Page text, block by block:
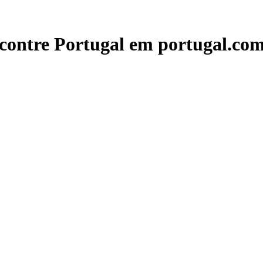
Portugal em